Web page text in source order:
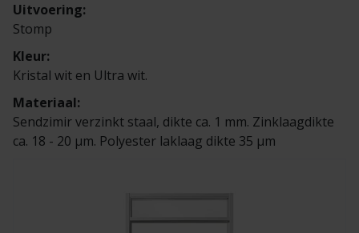
Uitvoering:
Stomp
Kleur:
Kristal wit en Ultra wit.
Materiaal:
Sendzimir verzinkt staal, dikte ca. 1 mm. Zinklaagdikte
ca. 18 - 20 µm. Polyester laklaag dikte 35 µm